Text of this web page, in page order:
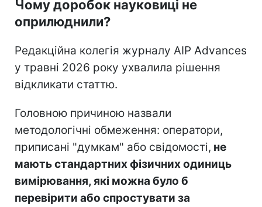
Чому доробок науковиці не
оприлюднили?
Редакційна колегія журналу AIP Advances
у травні 2026 року ухвалила рішення
відкликати статтю.
Головною причиною назвали
методологічні обмеження: оператори,
приписані "думкам" або свідомості, не
мають стандартних фізичних одиниць
вимірювання, які можна було б
перевірити або спростувати за